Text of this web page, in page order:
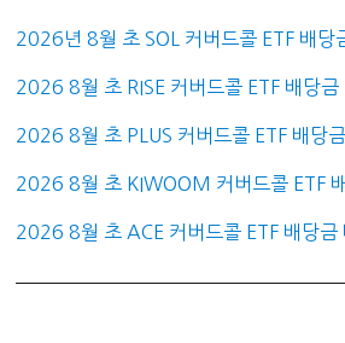
2026년 8월 초 SOL 커버드콜 ETF 배당
2026 8월 초 RISE 커버드콜 ETF 배당금
2026 8월 초 PLUS 커버드콜 ETF 배당
2026 8월 초 KIWOOM 커버드콜 ETF
2026 8월 초 ACE 커버드콜 ETF 배당금